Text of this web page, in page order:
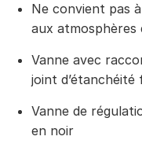
Ne convient pas
aux atmosphères
Vanne avec
joint d’étanchéité
Vanne de
en noir